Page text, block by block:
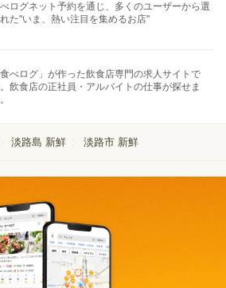
ログネット予約を通じ、多くのユーザーから選
た"いま、熱い注目を集めるお店"
食べログ」が作った飲食店専門の求人サイトで
飲食店の正社員・アルバイトの仕事が探せま
淡路島 新鮮 淡路市 新鮮